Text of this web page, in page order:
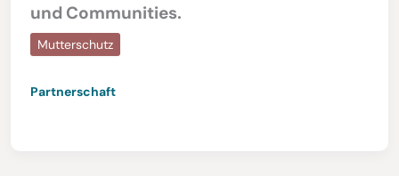
und Communities.
Mutterschutz
Partnerschaft